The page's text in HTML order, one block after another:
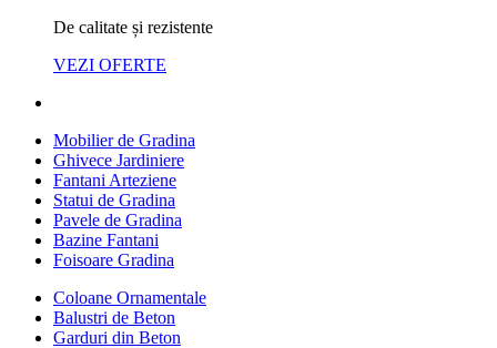
De calitate și rezistente
VEZI OFERTE
Mobilier de Gradina
Ghivece Jardiniere
Fantani Arteziene
Statui de Gradina
Pavele de Gradina
Bazine Fantani
Foisoare Gradina
Coloane Ornamentale
Balustri de Beton
Garduri din Beton